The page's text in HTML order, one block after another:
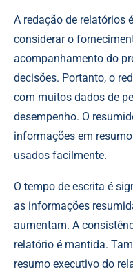
A redação de relatórios
considerar o
acompanhamento do
decisões. Portanto, o
com muitos dados de
desempenho. O
informações em
usados facilmente.
O tempo de escrita é
as informações
aumentam. A
relatório é mantida.
resumo executivo do